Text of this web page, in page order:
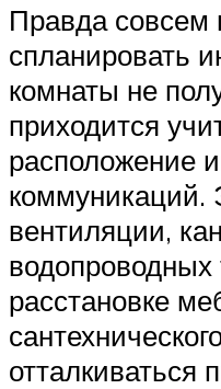
Правда совсем
спланировать
комнаты не
приходится
расположение
коммуникаций.
вентиляции,
расстановке
отталкиваться